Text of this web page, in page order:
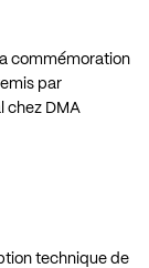
commémoration
par
chez DMA
technique de